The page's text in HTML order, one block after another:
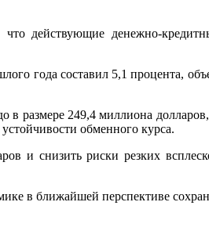
что действующие денежно-
года составил 5,1 процента,
размере 249,4 миллиона
обменного курса.
и снизить риски резких
в ближайшей перспективе